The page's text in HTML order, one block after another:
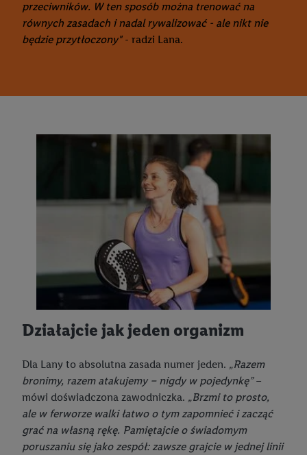
przeciwników. W ten sposób można trenować na
równych zasadach i nadal rywalizować - ale nikt nie
będzie przytłoczony"- radzi Lana.
Działajcie jak jeden organizm
Dla Lany to absolutna zasada numer jeden. „Razem
bronimy, razem atakujemy – nigdy w pojedynkę”–
mówi doświadczona zawodniczka. „Brzmi to prosto,
ale w ferworze walki łatwo o tym zapomnieć i zacząć
grać na własną rękę. Pamiętajcie o świadomym
poruszaniu się jako zespół: zawsze grajcie w jednej linii